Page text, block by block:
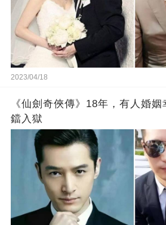
2023/04/18
《仙劍奇俠傳》18年，有人婚
鐺入獄